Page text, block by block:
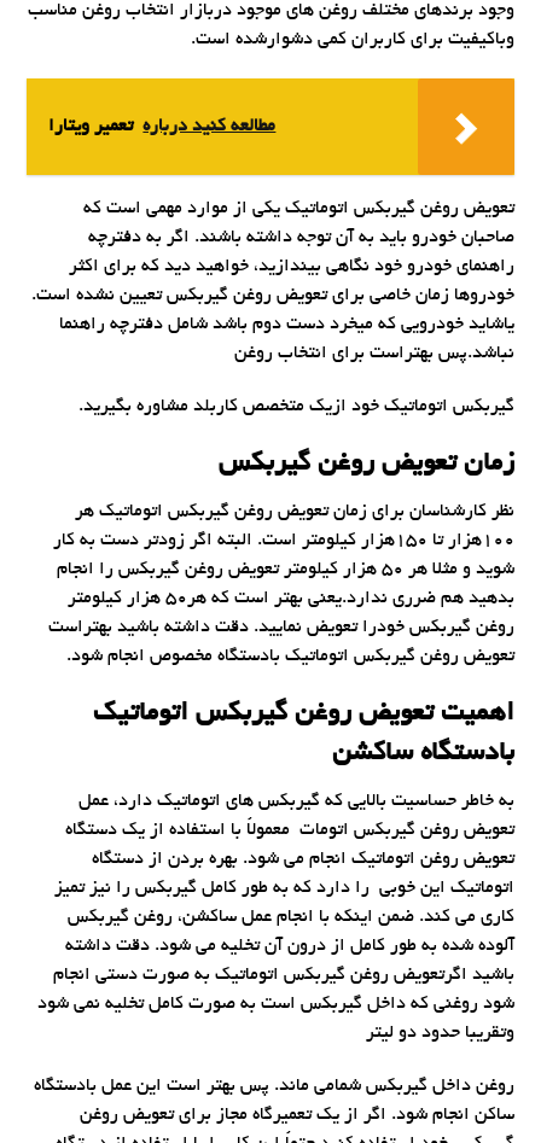
وجود برندهای مختلف روغن های موجود دربازار انتخاب روغن مناسب
وباکیفیت برای کاربران کمی دشوارشده است.
مطالعه کنید درباره‌ تعمیر ویتارا
تعویض روغن گیربکس اتوماتیک یکی از موارد مهمی است که
صاحبان خودرو باید به آن توجه داشته باشند. اگر به دفترچه
راهنمای خودرو خود نگاهی بیندازید، خواهید دید که برای اکثر
خودروها زمان خاصی برای تعویض روغن گیربکس تعیین نشده است.
یاشاید خودرویی که میخرد دست دوم باشد شامل دفترچه راهنما
نباشد.پس بهتراست برای انتخاب روغن
گیربکس اتوماتیک خود ازیک متخصص کاربلد مشاوره بگیرید.
زمان تعویض روغن گیربکس
نظر کارشناسان برای زمان تعویض روغن گیربکس اتوماتیک هر
۱۰۰هزار تا ۱۵۰هزار کیلومتر است. البته اگر زودتر دست به کار
شوید و مثلا هر ۵۰ هزار کیلومتر تعویض روغن گیربکس را انجام
بدهید هم ضرری ندارد.یعنی بهتر است که هر50 هزار کیلومتر
روغن گیربکس خودرا تعویض نمایید. دقت داشته باشید بهتراست
تعویض روغن گیربکس اتوماتیک بادستگاه مخصوص انجام شود.
اهمیت تعویض روغن گیربکس اتوماتیک
بادستگاه ساکشن
به خاطر حساسیت بالایی که گیربکس های اتوماتیک دارد، عمل
تعویض روغن گیربکس اتومات معمولاً با استفاده از یک دستگاه
تعویض روغن اتوماتیک انجام می شود. بهره بردن از دستگاه
اتوماتیک این خوبی را دارد که به طور کامل گیربکس را نیز تمیز
کاری می کند. ضمن اینکه با انجام عمل ساکشن، روغن گیربکس
آلوده شده به طور کامل از درون آن تخلیه می شود. دقت داشته
باشید اگرتعویض روغن گیربکس اتوماتیک به صورت دستی انجام
شود روغنی که داخل گیربکس است به صورت کامل تخلیه نمی شود
وتقریبا حدود دو لیتر
روغن داخل گیربکس شمامی ماند. پس بهتر است این عمل بادستگاه
ساکن انجام شود. اگر از یک تعمیرگاه مجاز برای تعویض روغن